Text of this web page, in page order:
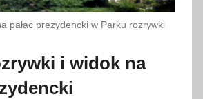
pałac prezydencki w Parku rozrywki
i widok na